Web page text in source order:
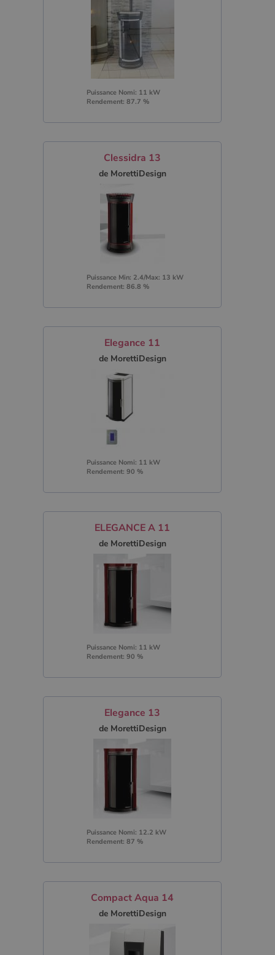
Puissance Nomi: 11 kW
Rendement: 87.7 %
Clessidra 13
de MorettiDesign
Puissance Min: 2.4/Max: 13 kW
Rendement: 86.8 %
Elegance 11
de MorettiDesign
Puissance Nomi: 11 kW
Rendement: 90 %
ELEGANCE A 11
de MorettiDesign
Puissance Nomi: 11 kW
Rendement: 90 %
Elegance 13
de MorettiDesign
Puissance Nomi: 12.2 kW
Rendement: 87 %
Compact Aqua 14
de MorettiDesign